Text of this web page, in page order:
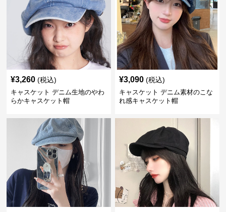
¥3,260 (税込)
キャスケット デニム生地のやわ
らかキャスケット帽
¥3,090 (税込)
キャスケット デニム素材のこな
れ感キャスケット帽